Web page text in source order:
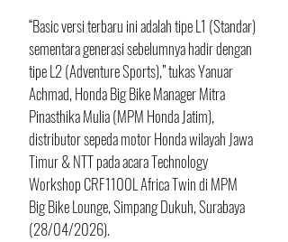
“Basic versi terbaru ini adalah tipe L1 (Standar)
sementara generasi sebelumnya hadir dengan
tipe L2 (Adventure Sports),” tukas Yanuar
Achmad, Honda Big Bike Manager Mitra
Pinasthika Mulia (MPM Honda Jatim),
distributor sepeda motor Honda wilayah Jawa
Timur & NTT pada acara Technology
Workshop CRF1100L Africa Twin di MPM
Big Bike Lounge, Simpang Dukuh, Surabaya
(28/04/2026).